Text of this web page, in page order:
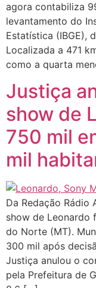
agora contabiliza
levantamento do
Estatística (IBGE),
Localizada a 471
como a quarta
Justiça
show de
750 mil
mil
Da Redação Rádio
show de Leonardo
do Norte (MT).
300 mil após
Justiça anulou o
pela Prefeitura de